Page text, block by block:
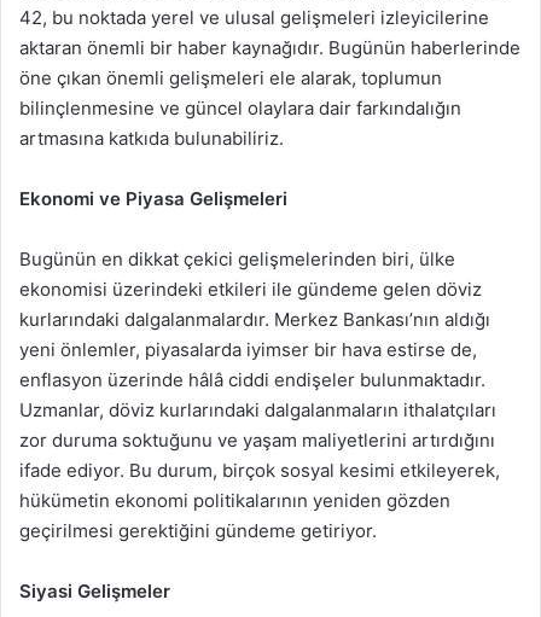
42, bu noktada yerel ve ulusal gelişmeleri izleyicilerine
aktaran önemli bir haber kaynağıdır. Bugünün haberlerinde
öne çıkan önemli gelişmeleri ele alarak, toplumun
bilinçlenmesine ve güncel olaylara dair farkındalığın
artmasına katkıda bulunabiliriz.
Ekonomi ve Piyasa Gelişmeleri
Bugünün en dikkat çekici gelişmelerinden biri, ülke
ekonomisi üzerindeki etkileri ile gündeme gelen döviz
kurlarındaki dalgalanmalardır. Merkez Bankası’nın aldığı
yeni önlemler, piyasalarda iyimser bir hava estirse de,
enflasyon üzerinde hâlâ ciddi endişeler bulunmaktadır.
Uzmanlar, döviz kurlarındaki dalgalanmaların ithalatçıları
zor duruma soktuğunu ve yaşam maliyetlerini artırdığını
ifade ediyor. Bu durum, birçok sosyal kesimi etkileyerek,
hükümetin ekonomi politikalarının yeniden gözden
geçirilmesi gerektiğini gündeme getiriyor.
Siyasi Gelişmeler